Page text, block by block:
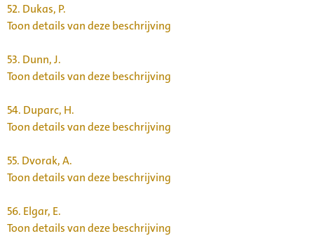
52. Dukas, P.
Toon details van deze beschrijving
53. Dunn, J.
Toon details van deze beschrijving
54. Duparc, H.
Toon details van deze beschrijving
55. Dvorak, A.
Toon details van deze beschrijving
56. Elgar, E.
Toon details van deze beschrijving